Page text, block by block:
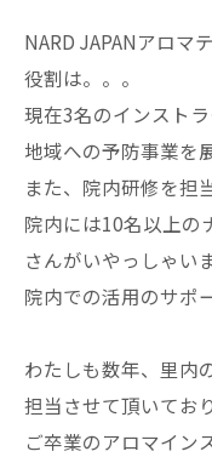
NARD JAPANアロマ
役割は。。。
現在3名のインスト
地域への予防事業を
また、院内研修を担
院内には10名以上の
さんがいやっしゃい
院内での活用のサポ
わたしも数年、里内
担当させて頂いてお
ご卒業のアロマイン